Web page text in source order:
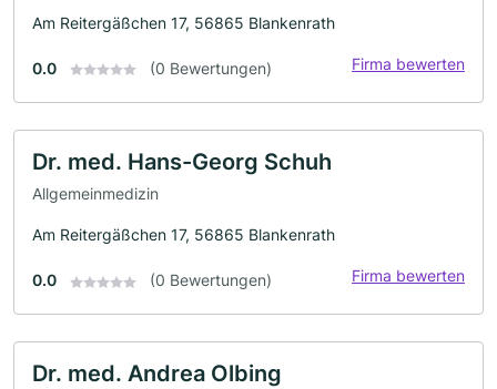
Am Reitergäßchen 17, 56865 Blankenrath
0.0 (0 Bewertungen) Firma bewerten
Dr. med. Hans-Georg Schuh
Allgemeinmedizin
Am Reitergäßchen 17, 56865 Blankenrath
0.0 (0 Bewertungen) Firma bewerten
Dr. med. Andrea Olbing